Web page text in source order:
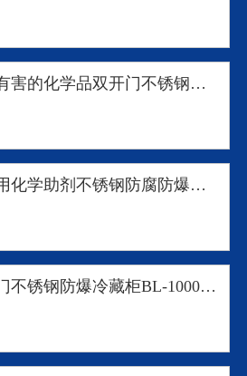
有毒有害的化学品双开门不锈钢防爆冰箱 BL-1000 隔爆型
油田用化学助剂不锈钢防腐防爆冰箱 1200L 隔爆型
玻璃门不锈钢防爆冷藏柜BL-1000 金属表面处理车间风冷无霜